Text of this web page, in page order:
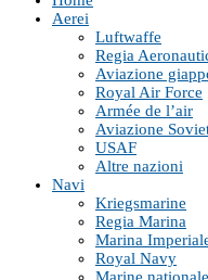
Aerei
Luftwaffe
Regia
Aviazione
Royal Air Force
Armée de l’air
Aviazione
USAF
Altre nazioni
Navi
Kriegsmarine
Regia Marina
Marina
Royal Navy